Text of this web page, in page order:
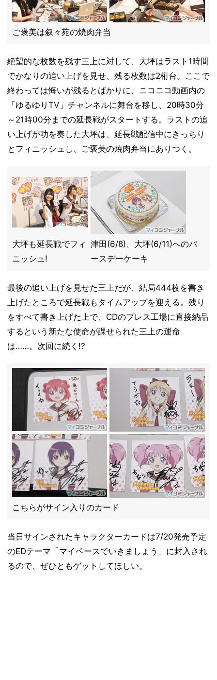
ご褒美は叙々苑の焼肉弁当
絶望的な枚数を残す三上に対して、大坪はラスト1時間
でかなりの追い上げを見せ、残る枚数は2桁台。ここで
終わっては悔いが残るとばかりに、ニコニコ動画内の
「ゆるゆりTV」チャンネルに舞台を移し、20時30分
～21時00分までの延長戦がスタートする。ラストの追
い上げが功を奏した大坪は、延長戦配信中にきっちり
とフィニッシュし、ご褒美の焼肉弁当にありつく。
大坪も延長戦でフィ
ニッシュ!
津田(6/8)、大坪(6/11)へのバ
ースデーケーキ
最後の追い上げを見せた三上だが、結局444枚を書き
上げたところで延長戦もタイムアップを迎える。残り
をすべて書き上げた上で、CDのプレス工場に直接納品
するという新たな使命が課せられた三上の運命
は……。次回に続く!?
こちらがサイン入りのカード
当日サインされたキャラクターカードは7/20発売予定
のEDテーマ「マイペースでいきましょう」に封入され
るので、ぜひともゲットしてほしい。